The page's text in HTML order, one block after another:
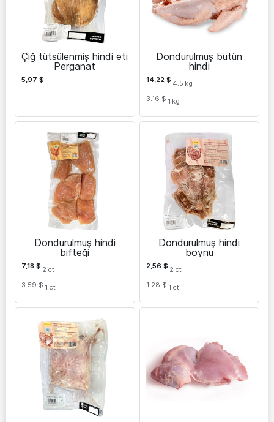
Çiğ tütsülenmiş hindi eti
Perganat
5,97 $
Dondurulmuş bütün
hindi
14,22 $ 4.5 kg
3.16 $ 1 kg
Dondurulmuş hindi
bifteği
7,18 $ 2 ct
3.59 $ 1 ct
Dondurulmuş hindi
boynu
2,56 $ 2 ct
1,28 $ 1 ct